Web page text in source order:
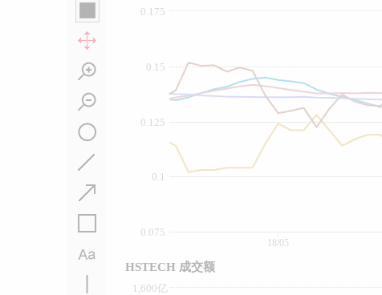
0.1
0.15
0.075
0.125
0.175
1,600亿
18/05
HSTECH 成交额